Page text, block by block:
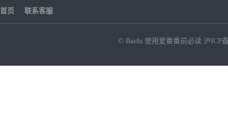
首页 联系客服
© Baidu 使用爱番番前必读 沪ICP